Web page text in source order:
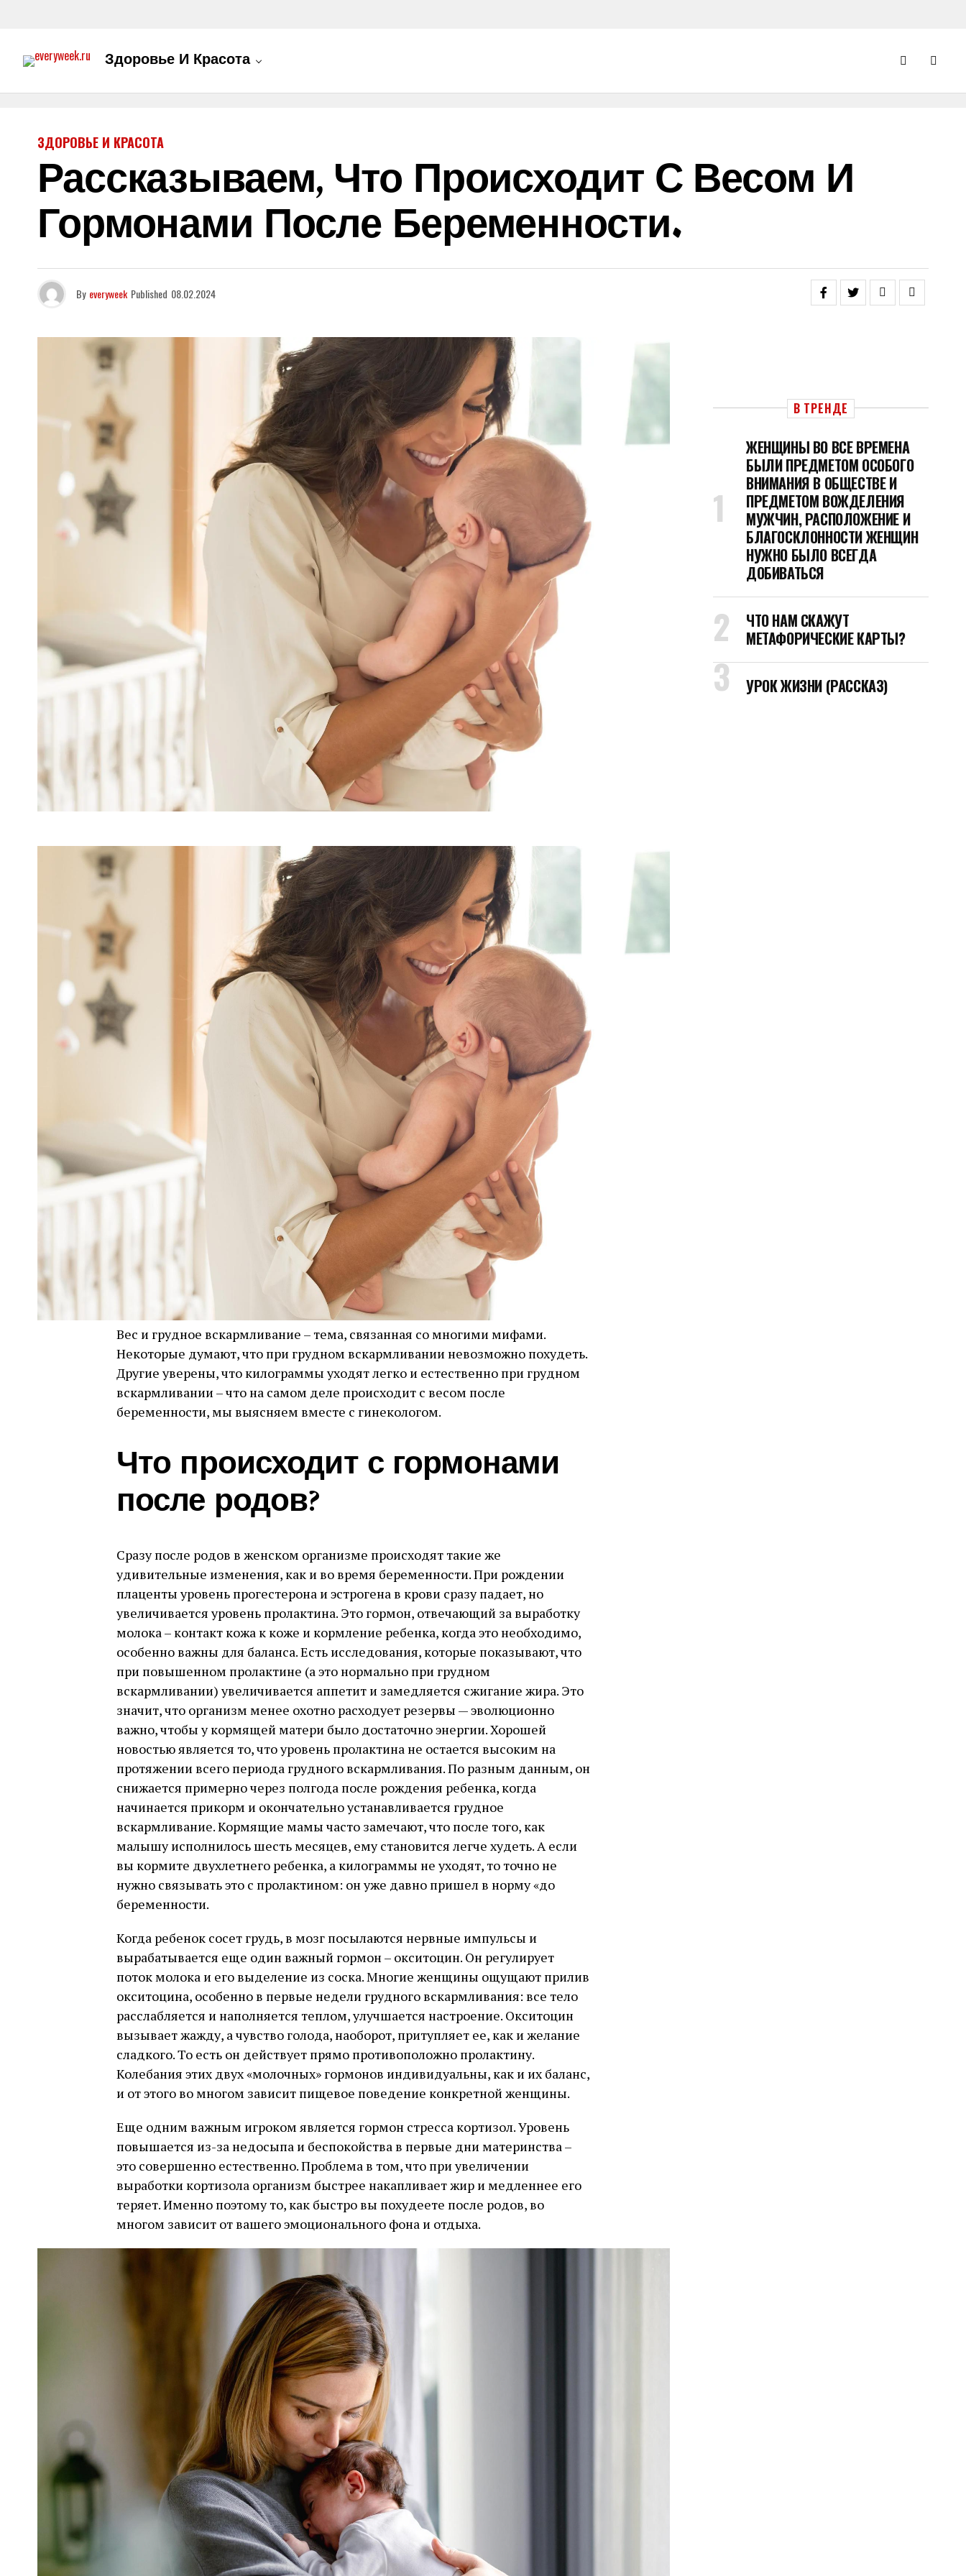
Здоровье И Красота
ЗДОРОВЬЕ И КРАСОТА
Рассказываем, Что Происходит С Весом И
Гормонами После Беременности.
By everyweek Published 08.02.2024
Вес и грудное вскармливание – тема, связанная со многими мифами.
Некоторые думают, что при грудном вскармливании невозможно похудеть.
Другие уверены, что килограммы уходят легко и естественно при грудном
вскармливании – что на самом деле происходит с весом после
беременности, мы выясняем вместе с гинекологом.
Что происходит с гормонами
после родов?
Сразу после родов в женском организме происходят такие же
удивительные изменения, как и во время беременности. При рождении
плаценты уровень прогестерона и эстрогена в крови сразу падает, но
увеличивается уровень пролактина. Это гормон, отвечающий за выработку
молока – контакт кожа к коже и кормление ребенка, когда это необходимо,
особенно важны для баланса. Есть исследования, которые показывают, что
при повышенном пролактине (а это нормально при грудном
вскармливании) увеличивается аппетит и замедляется сжигание жира. Это
значит, что организм менее охотно расходует резервы — эволюционно
важно, чтобы у кормящей матери было достаточно энергии. Хорошей
новостью является то, что уровень пролактина не остается высоким на
протяжении всего периода грудного вскармливания. По разным данным, он
снижается примерно через полгода после рождения ребенка, когда
начинается прикорм и окончательно устанавливается грудное
вскармливание. Кормящие мамы часто замечают, что после того, как
малышу исполнилось шесть месяцев, ему становится легче худеть. А если
вы кормите двухлетнего ребенка, а килограммы не уходят, то точно не
нужно связывать это с пролактином: он уже давно пришел в норму «до
беременности.
Когда ребенок сосет грудь, в мозг посылаются нервные импульсы и
вырабатывается еще один важный гормон – окситоцин. Он регулирует
поток молока и его выделение из соска. Многие женщины ощущают прилив
окситоцина, особенно в первые недели грудного вскармливания: все тело
расслабляется и наполняется теплом, улучшается настроение. Окситоцин
вызывает жажду, а чувство голода, наоборот, притупляет ее, как и желание
сладкого. То есть он действует прямо противоположно пролактину.
Колебания этих двух «молочных» гормонов индивидуальны, как и их баланс,
и от этого во многом зависит пищевое поведение конкретной женщины.
Еще одним важным игроком является гормон стресса кортизол. Уровень
повышается из-за недосыпа и беспокойства в первые дни материнства –
это совершенно естественно. Проблема в том, что при увеличении
выработки кортизола организм быстрее накапливает жир и медленнее его
теряет. Именно поэтому то, как быстро вы похудеете после родов, во
многом зависит от вашего эмоционального фона и отдыха.
В ТРЕНДЕ
ЖЕНЩИНЫ ВО ВСЕ ВРЕМЕНА
БЫЛИ ПРЕДМЕТОМ ОСОБОГО
ВНИМАНИЯ В ОБЩЕСТВЕ И
ПРЕДМЕТОМ ВОЖДЕЛЕНИЯ
МУЖЧИН, РАСПОЛОЖЕНИЕ И
БЛАГОСКЛОННОСТИ ЖЕНЩИН
НУЖНО БЫЛО ВСЕГДА
ДОБИВАТЬСЯ
ЧТО НАМ СКАЖУТ
МЕТАФОРИЧЕСКИЕ КАРТЫ?
УРОК ЖИЗНИ (РАССКАЗ)